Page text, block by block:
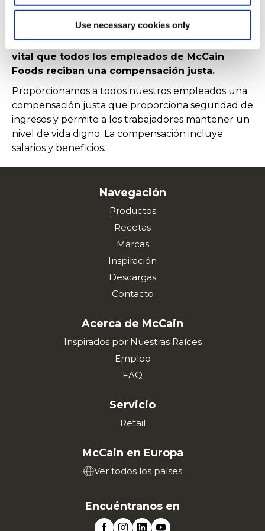
Use necessary cookies only
PROTECCIÓN
Al formar parte de nuestra familia global, es
vital que todos los empleados de McCain
Foods reciban una compensación justa.
Proporcionamos a todos nuestros empleados una
compensación justa que proporciona seguridad de
ingresos y permite a los trabajadores mantener un
nivel de vida digno. La compensación incluye
salarios y beneficios.
Navegación
Productos
Recetas
Marcas
Inspiración
Descargas
Contacto
Acerca de McCain
Inspirados por Nuestras Raíces
Empleo
FAQ
Servicio
Retail
McCain en Europa
Ver todos los países
Encuéntranos en